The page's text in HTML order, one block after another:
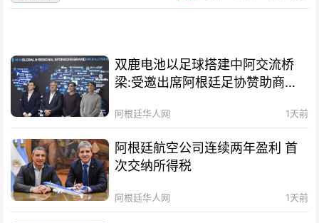
双鹿电池以足球搭建中阿交流桥
梁:受邀出席阿根廷足协赞助商招
阿根廷华人网 1天前
阿根廷航空公司连续两年盈利 首
次交纳所得税
阿根廷华人网 1天前